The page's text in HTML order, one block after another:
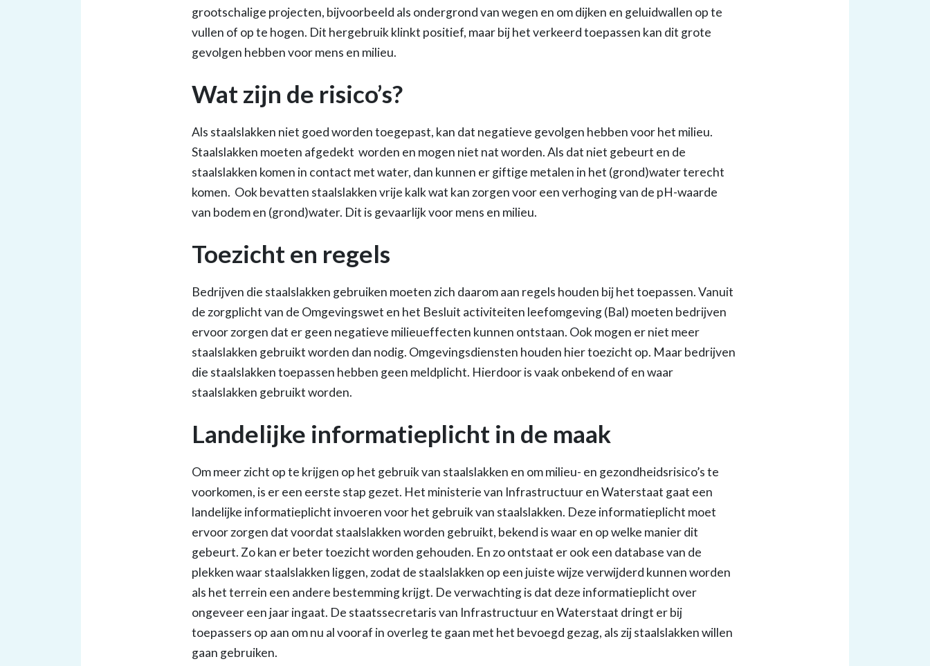
grootschalige projecten, bijvoorbeeld als ondergrond van wegen en om dijken en geluidwallen op te
vullen of op te hogen. Dit hergebruik klinkt positief, maar bij het verkeerd toepassen kan dit grote
gevolgen hebben voor mens en milieu.
Wat zijn de risico’s?
Als staalslakken niet goed worden toegepast, kan dat negatieve gevolgen hebben voor het milieu.
Staalslakken moeten afgedekt worden en mogen niet nat worden. Als dat niet gebeurt en de
staalslakken komen in contact met water, dan kunnen er giftige metalen in het (grond)water terecht
komen. Ook bevatten staalslakken vrije kalk wat kan zorgen voor een verhoging van de pH-waarde
van bodem en (grond)water. Dit is gevaarlijk voor mens en milieu.
Toezicht en regels
Bedrijven die staalslakken gebruiken moeten zich daarom aan regels houden bij het toepassen. Vanuit
de zorgplicht van de Omgevingswet en het Besluit activiteiten leefomgeving (Bal) moeten bedrijven
ervoor zorgen dat er geen negatieve milieueffecten kunnen ontstaan. Ook mogen er niet meer
staalslakken gebruikt worden dan nodig. Omgevingsdiensten houden hier toezicht op. Maar bedrijven
die staalslakken toepassen hebben geen meldplicht. Hierdoor is vaak onbekend of en waar
staalslakken gebruikt worden.
Landelijke informatieplicht in de maak
Om meer zicht op te krijgen op het gebruik van staalslakken en om milieu- en gezondheidsrisico’s te
voorkomen, is er een eerste stap gezet. Het ministerie van Infrastructuur en Waterstaat gaat een
landelijke informatieplicht invoeren voor het gebruik van staalslakken. Deze informatieplicht moet
ervoor zorgen dat voordat staalslakken worden gebruikt, bekend is waar en op welke manier dit
gebeurt. Zo kan er beter toezicht worden gehouden. En zo ontstaat er ook een database van de
plekken waar staalslakken liggen, zodat de staalslakken op een juiste wijze verwijderd kunnen worden
als het terrein een andere bestemming krijgt. De verwachting is dat deze informatieplicht over
ongeveer een jaar ingaat. De staatssecretaris van Infrastructuur en Waterstaat dringt er bij
toepassers op aan om nu al vooraf in overleg te gaan met het bevoegd gezag, als zij staalslakken willen
gaan gebruiken.